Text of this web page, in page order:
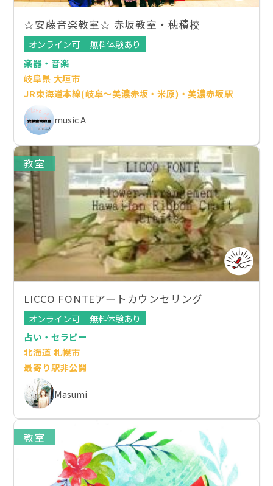
☆安藤音楽教室☆ 赤坂教室・穂積校
オンライン可
無料体験あり
楽器・音楽
岐阜県 大垣市
JR東海道本線(岐阜～美濃赤坂・米原)・美濃赤坂駅
music A
教室
LICCO FONTEアートカウンセリング
オンライン可
無料体験あり
占い・セラピー
北海道 札幌市
最寄り駅非公開
Masumi
教室